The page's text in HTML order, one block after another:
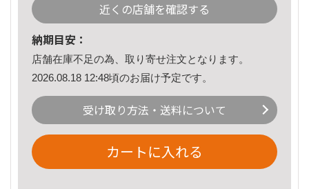
近くの店舗を確認する
納期目安：
店舗在庫不足の為、取り寄せ注文となります。
2026.08.18 12:48頃のお届け予定です。
受け取り方法・送料について
カートに入れる